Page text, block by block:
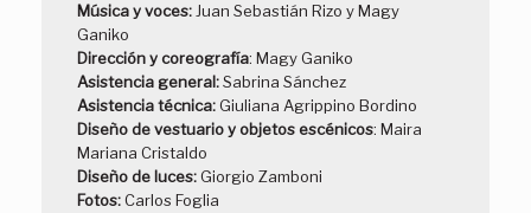
Música y voces:Juan Sebastián Rizo y Magy
Ganiko
Dirección y coreografía: Magy Ganiko
Asistencia general:Sabrina Sánchez
Asistencia técnica:Giuliana Agrippino Bordino
Diseño de vestuario y objetos escénicos: Maira
Mariana Cristaldo
Diseño de luces:Giorgio Zamboni
Fotos:Carlos Foglia